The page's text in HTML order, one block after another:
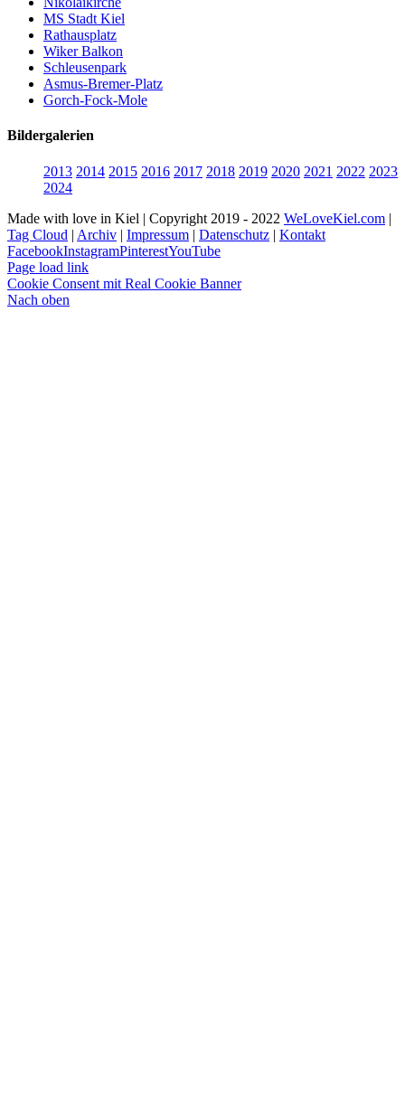
MS Stadt Kiel
Rathausplatz
Wiker Balkon
Schleusenpark
Asmus-Bremer-Platz
Gorch-Fock-Mole
Bildergalerien
2013 2014 2015 2016 2017 2018 2019 2020 2021 2022 2023
2024
Made with love in Kiel | Copyright 2019 - 2022 WeLoveKiel.com |
Tag Cloud | Archiv | Impressum | Datenschutz | Kontakt
FacebookInstagramPinterestYouTube
Page load link
Cookie Consent mit Real Cookie Banner
Nach oben